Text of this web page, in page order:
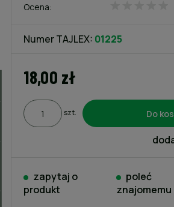
Ocena:
Numer TAJLEX: 01225
18,00 zł
szt. Do
zapytaj o
produkt
poleć
znajomemu